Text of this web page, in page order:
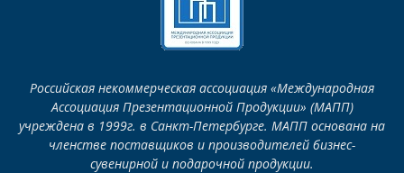
Российская некоммерческая ассоциация «Международная
Ассоциация Презентационной Продукции» (МАПП)
учреждена в 1999г. в Санкт-Петербурге. МАПП основана на
членстве поставщиков и производителей бизнес-
сувенирной и подарочной продукции.